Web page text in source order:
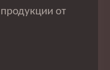
продукции от